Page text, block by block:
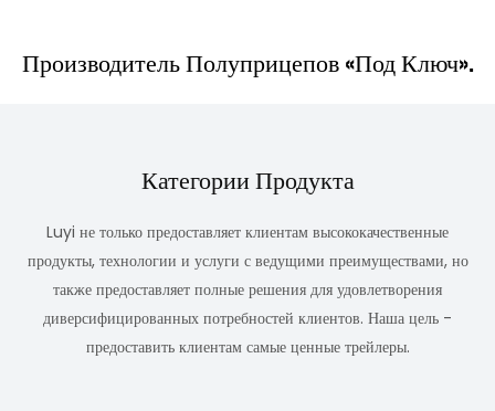
Производитель Полуприцепов «под Ключ».
Категории Продукта
Luyi не только предоставляет клиентам высококачественные
продукты, технологии и услуги с ведущими преимуществами, но
также предоставляет полные решения для удовлетворения
диверсифицированных потребностей клиентов. Наша цель -
предоставить клиентам самые ценные трейлеры.